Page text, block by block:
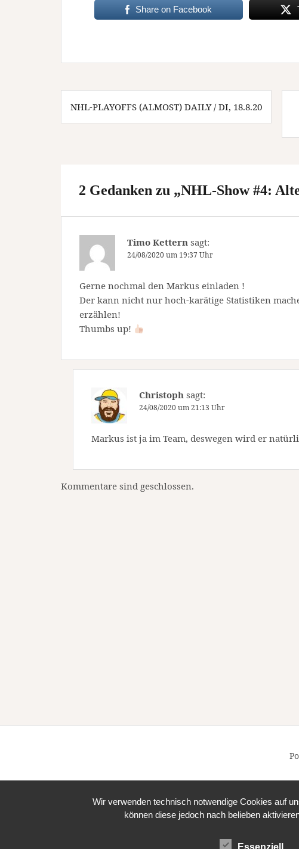
Share on Facebook
Beitragsnavigation
NHL-PLAYOFFS (ALMOST) DAILY / DI, 18.8.20
2 Gedanken zu „NHL-Show #4:
Timo Kettern sagt:
24/08/2020 um 19:37 Uhr
Gerne nochmal den Markus einladen !
Der kann nicht nur hoch-karätige Statistiken
erzählen!
Thumbs up!
Christoph sagt:
24/08/2020 um 21:13 Uhr
Markus ist ja im Team, deswegen wird er
Kommentare sind geschlossen.
Wir verwenden technisch notwendige Cookies auf
können diese jedoch nach belieben